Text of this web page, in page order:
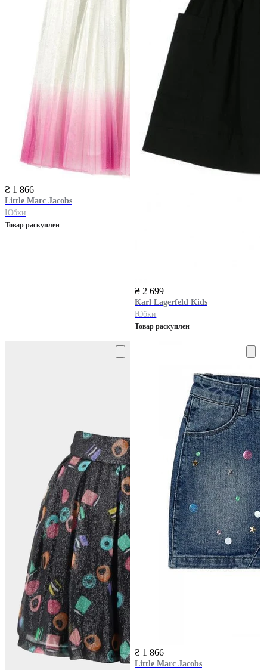
₴ 1 866
Little Marc Jacobs
Юбки
Товар раскуплен
₴ 2 699
Karl Lagerfeld Kids
Юбки
Товар раскуплен
₴ 1 866
Little Marc Jacobs